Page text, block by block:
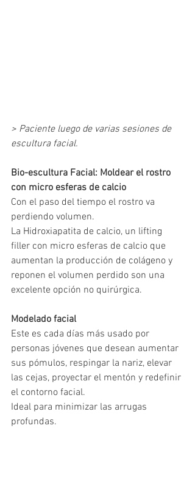
> Paciente luego de varias sesiones de
escultura facial.
Bio-escultura Facial: Moldear el rostro
con micro esferas de calcio
Con el paso del tiempo el rostro va
perdiendo volumen.
La Hidroxiapatita de calcio, un lifting
filler con micro esferas de calcio que
aumentan la producción de colágeno y
reponen el volumen perdido son una
excelente opción no quirúrgica.
Modelado facial
Este es cada días más usado por
personas jóvenes que desean aumentar
sus pómulos, respingar la nariz, elevar
las cejas, proyectar el mentón y redefinir
el contorno facial.
Ideal para minimizar las arrugas
profundas.